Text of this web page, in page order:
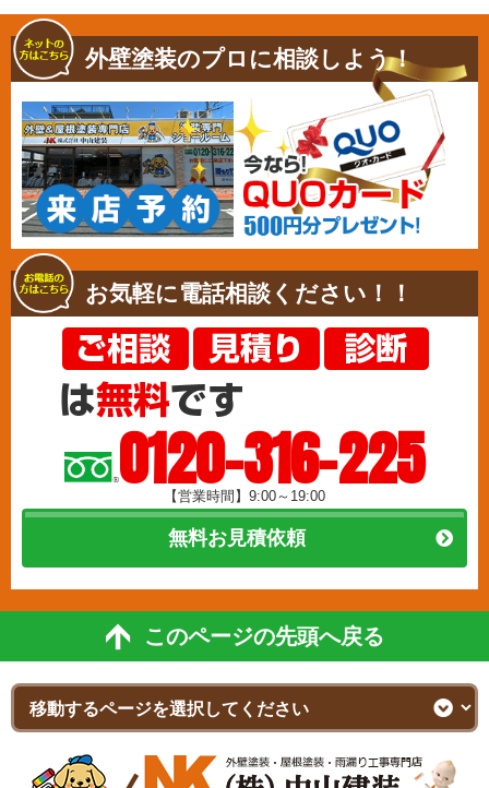
外壁塗装のプロに相談しよう！
お気軽に電話相談ください！！
0120-316-225
【営業時間】9:00～19:00
無料お見積依頼
このページの先頭へ戻る